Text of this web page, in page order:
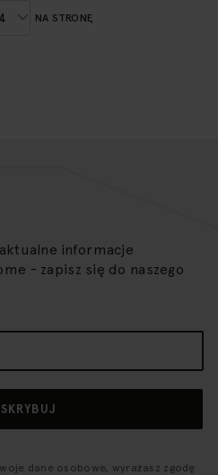
NA STRONĘ
informacje
- zapisz się do naszego
dane osobowe, wyrażasz zgodę